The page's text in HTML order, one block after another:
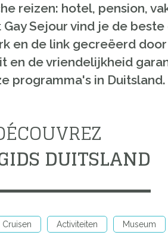
reizen: hotel, pension,
Sejour vind je de
en de link gecreëerd door
de vriendelijkheid
programma's in Duitsland.
DUITSLAND
Cruisen Activiteiten Museum